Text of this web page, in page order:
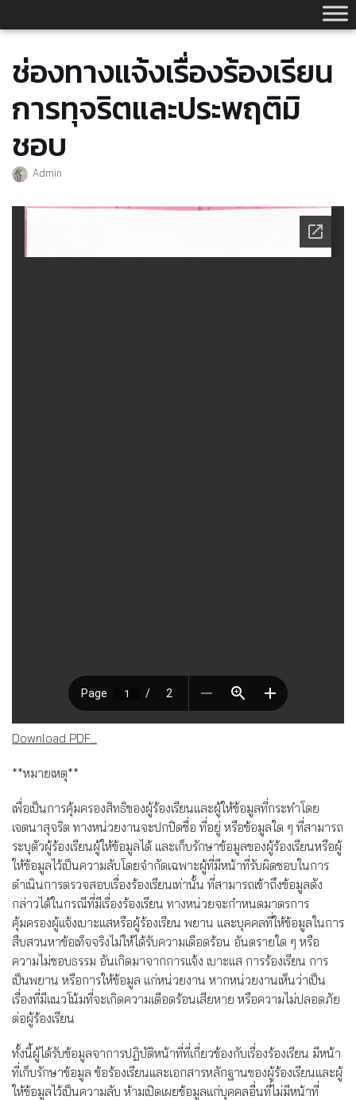
to
content
ช่องทางแจ้งเรื่องร้องเรียน
การทุจริตและประพฤติมิ
ชอบ
Admin
Download PDF...
**หมายเหตุ**
เพื่อเป็นการคุ้มครองสิทธิของผู้ร้องเรียนและผู้ให้ข้อมูลที่กระทำโดย
เจตนาสุจริต ทางหน่วยงานจะปกปิดชื่อ ที่อยู่ หรือข้อมูลใด ๆ ที่สามารถ
ระบุตัวผู้ร้องเรียนผู้ให้ข้อมูลได้ และเก็บรักษาข้อมูลของผู้ร้องเรียนหรือผู้
ให้ข้อมูลไว้เป็นความลับโดยจำกัดเฉพาะผู้ที่มีหน้าที่รับผิดชอบในการ
ดำเนินการตรวจสอบเรื่องร้องเรียนเท่านั้น ที่สามารถเข้าถึงข้อมูลดัง
กล่าวได้ในกรณีที่มีเรื่องร้องเรียน ทางหน่วยจะกำหนดมาตรการ
คุ้มครองผู้แจ้งเบาะแสหรือผู้ร้องเรียน พยาน และบุคคลที่ให้ข้อมูลในการ
สืบสวนหาข้อเท็จจริงไม่ให้ได้รับความเดีอดร้อน อันตรายใด ๆ หรือ
ความไม่ชอบธรรม อันเกิดมาจากการแจ้ง เบาะแส การร้องเรียน การ
เป็นพยาน หรือการให้ข้อมูล แก่หน่วยงาน หากหน่วยงานเห็นว่าเป็น
เรื่องที่มีแนวโน้มที่จะเกิดความเดีอดร้อนเสียหาย หรือความไม่ปลอดภัย
ต่อผู้ร้องเรียน
ทั้งนี้ผู้ได้รับข้อมูลจาการปฎิบัติหน้าที่ที่เกี่ยวข้องกับเรื่องร้องเรียน มีหน้า
ที่เก็บรักษาข้อมูล ข้อร้องเรียนและเอกสารหลักฐานของผู้ร้องเรียนและผู้
ให้ข้อมูลไว้เป็นความลับ ห้ามเปิดเผยข้อมูลแก่บุคคลอื่นที่ไม่มีหน้าที่